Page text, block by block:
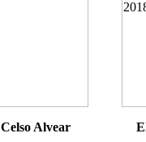
Celso Alvear